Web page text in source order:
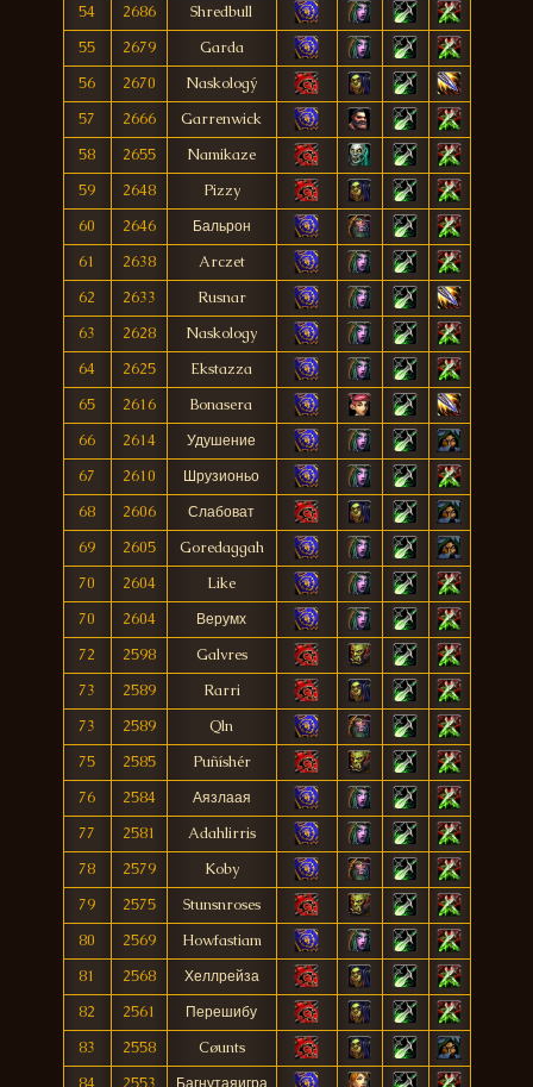
54
2686
Shredbull
55
2679
Garda
56
2670
Naskologý
57
2666
Garrenwick
58
2655
Namikaze
59
2648
Pizzy
60
2646
Бальрон
61
2638
Arczet
62
2633
Rusnar
63
2628
Naskology
64
2625
Ekstazza
65
2616
Bonasera
66
2614
Удушение
67
2610
Шрузионьо
68
2606
Слабоват
69
2605
Goredaggah
70
2604
Like
70
2604
Верумх
72
2598
Galvres
73
2589
Rarri
73
2589
Qln
75
2585
Puñíshér
76
2584
Аязлаая
77
2581
Adahlirris
78
2579
Koby
79
2575
Stunsnroses
80
2569
Howfastiam
81
2568
Хеллрейза
82
2561
Перешибу
83
2558
Cøunts
84
2553 Багнутаяигра